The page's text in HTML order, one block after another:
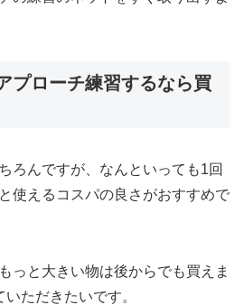
プローチ練習するなら買
ろんですが、なんといっても1回
使えるコスパの良さがおすすめで
っと大きい物は後からでも買えま
ただきたいです。